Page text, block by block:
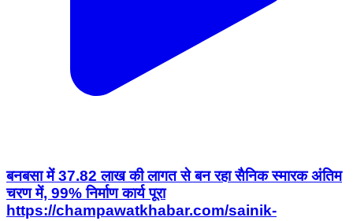
बनबसा में 37.82 लाख की लागत से बन रहा सैनिक स्मारक अंतिम
चरण में, 99% निर्माण कार्य पूरा
https://champawatkhabar.com/sainik-